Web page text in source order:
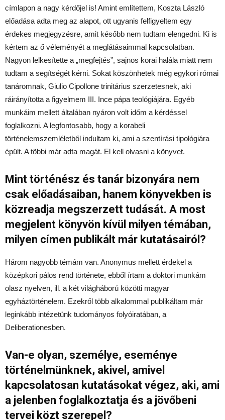
címlapon a nagy kérdőjel is! Amint említettem, Koszta László
előadása adta meg az alapot, ott ugyanis felfigyeltem egy
érdekes megjegyzésre, amit később nem tudtam elengedni. Ki is
kértem az ő véleményét a meglátásaimmal kapcsolatban.
Nagyon lelkesítette a „megfejtés”, sajnos korai halála miatt nem
tudtam a segítségét kérni. Sokat köszönhetek még egykori római
tanáromnak, Giulio Cipollone trinitárius szerzetesnek, aki
ráirányította a figyelmem III. Ince pápa teológiájára. Egyéb
munkáim mellett általában nyáron volt időm a kérdéssel
foglalkozni. A legfontosabb, hogy a korabeli
történelemszemléletből indultam ki, ami a szentírási tipológiára
épült. A többi már adta magát. El kell olvasni a könyvet.
Mint történész és tanár bizonyára nem
csak előadásaiban, hanem könyvekben is
közreadja megszerzett tudását. A most
megjelent könyvön kívül milyen témában,
milyen címen publikált már kutatásairól?
Három nagyobb témám van. Anonymus mellett érdekel a
középkori pálos rend története, ebből írtam a doktori munkám
olasz nyelven, ill. a két világháború közötti magyar
egyháztörténelem. Ezekről több alkalommal publikáltam már
leginkább intézetünk tudományos folyóiratában, a
Deliberationesben.
Van-e olyan, személye, eseménye
történelmünknek, akivel, amivel
kapcsolatosan kutatásokat végez, aki, ami
a jelenben foglalkoztatja és a jövőbeni
tervei közt szerepel?